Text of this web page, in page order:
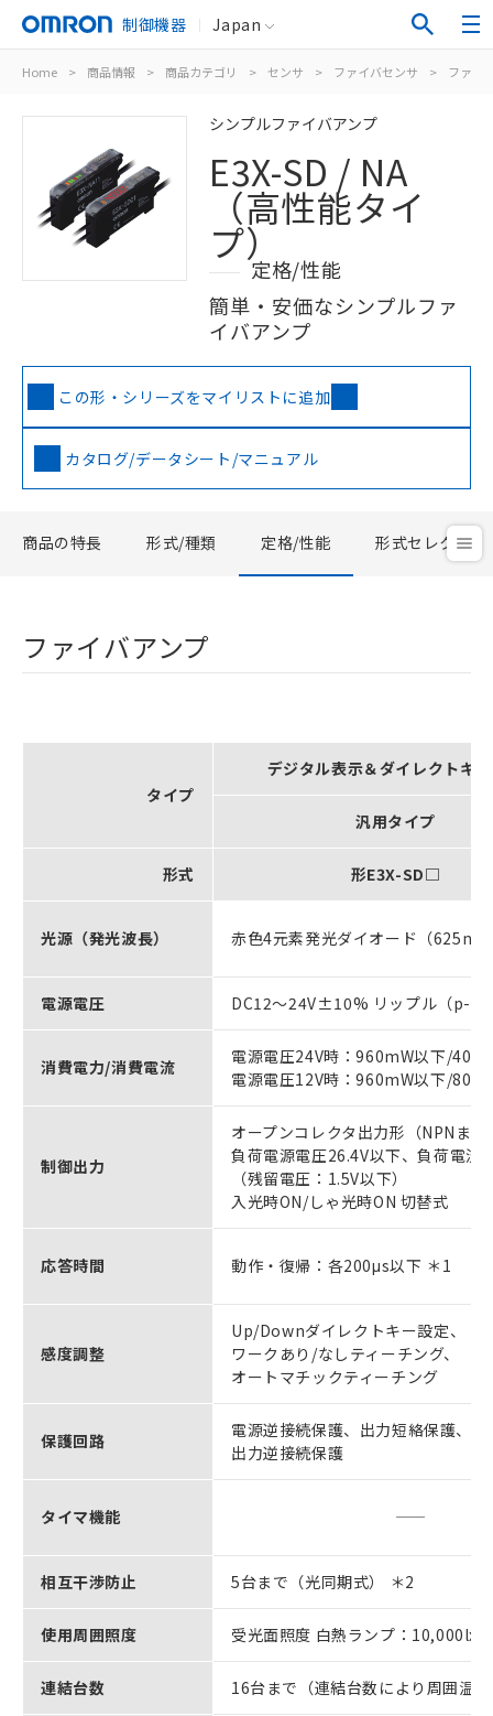
制御機器 Japan
Home > 商品情報 > 商品カテゴリ > センサ > ファイバセンサ > ファイ
シンプルファイバアンプ
E3X-SD / NA
（高性能タイ
プ）
定格/性能
簡単・安価なシンプルファ
イバアンプ
この形・シリーズをマイリストに追加
カタログ/データシート/マニュアル
商品の特長 形式/種類 定格/性能 形式セレクタ
ファイバアンプ
タイプ
デジタル表示＆ダイレクトキ
汎用タイプ
形式 形E3X-SD□
光源（発光波長） 赤色4元素発光ダイオード（625nm
電源電圧 DC12～24V±10% リップル（p-p
消費電力/消費電流
電源電圧24V時：960mW以下/
電源電圧12V時：960mW以下/
制御出力
オープンコレクタ出力形（NPNま
負荷電源電圧26.4V以下、負荷電流
（残留電圧：1.5V以下）
入光時ON/しゃ光時ON 切替式
応答時間 動作・復帰：各200μs以下 ＊1
感度調整
Up/Downダイレクトキー設定、
ワークあり/なしティーチング、
オートマチックティーチング
保護回路
電源逆接続保護、出力短絡保護、
出力逆接続保護
タイマ機能
相互干渉防止 5台まで（光同期式） ＊2
使用周囲照度 受光面照度 白熱ランプ：10,000lx
連結台数 16台まで（連結台数により周囲温